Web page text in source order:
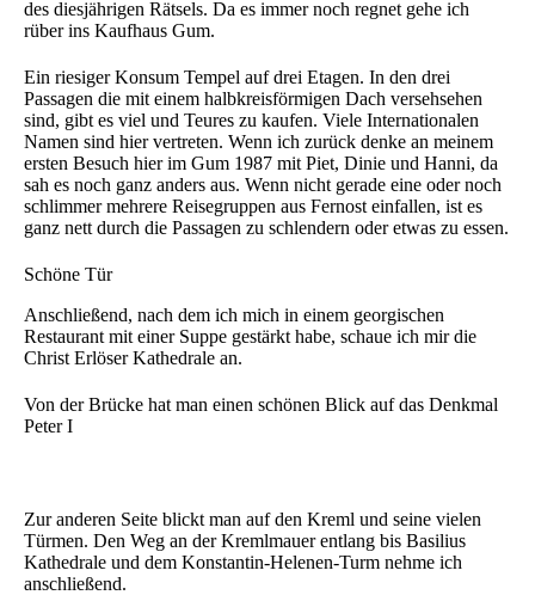
des diesjährigen Rätsels. Da es immer noch regnet gehe ich
rüber ins Kaufhaus Gum.
Ein riesiger Konsum Tempel auf drei Etagen. In den drei
Passagen die mit einem halbkreisförmigen Dach versehsehen
sind, gibt es viel und Teures zu kaufen. Viele Internationalen
Namen sind hier vertreten. Wenn ich zurück denke an meinem
ersten Besuch hier im Gum 1987 mit Piet, Dinie und Hanni, da
sah es noch ganz anders aus. Wenn nicht gerade eine oder noch
schlimmer mehrere Reisegruppen aus Fernost einfallen, ist es
ganz nett durch die Passagen zu schlendern oder etwas zu essen.
Schöne Tür
Anschließend, nach dem ich mich in einem georgischen
Restaurant mit einer Suppe gestärkt habe, schaue ich mir die
Christ Erlöser Kathedrale an.
Von der Brücke hat man einen schönen Blick auf das Denkmal
Peter I
Zur anderen Seite blickt man auf den Kreml und seine vielen
Türmen. Den Weg an der Kremlmauer entlang bis Basilius
Kathedrale und dem Konstantin-Helenen-Turm nehme ich
anschließend.